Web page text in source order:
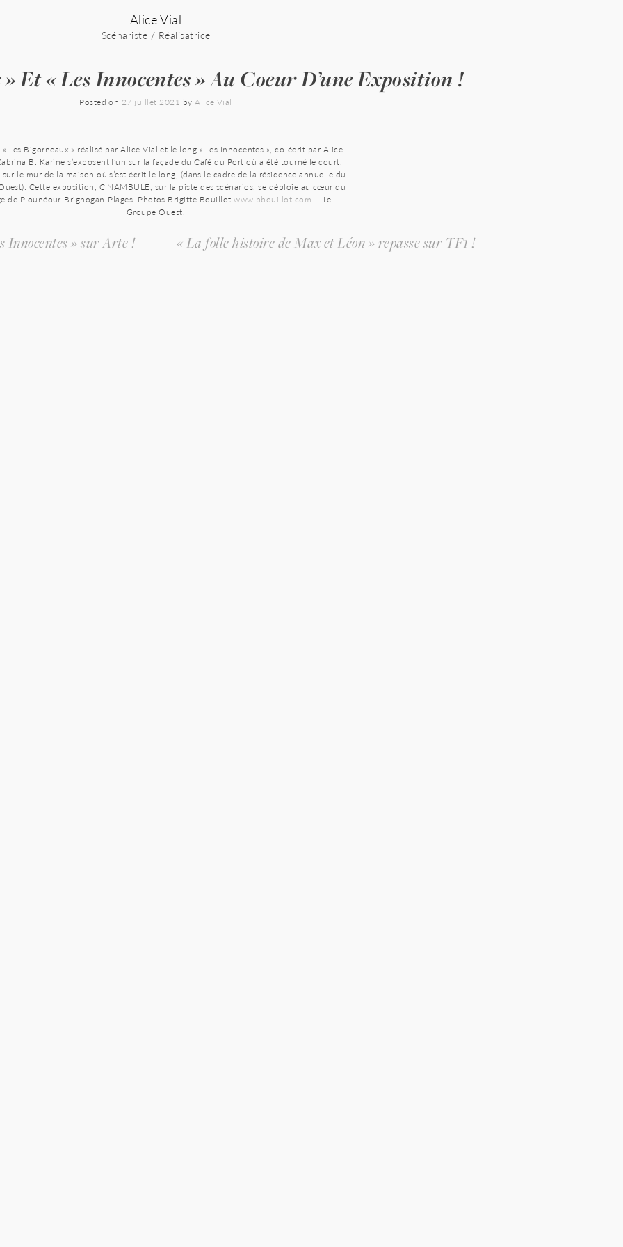
Alice Vial
Scénariste / Réalisatrice
Et « Les Innocentes » Au Coeur D’une Exposition !
Posted on 27 juillet 2021 byAlice Vial
« Les Bigorneaux » réalisé par Alice Vial et le long « Les Innocentes », co-écrit par Alice
B. Karine s’exposent l’un sur la façade du Café du Port où a été tourné le court,
sur le mur de la maison où s’est écrit le long, (dans le cadre de la résidence annuelle du
Cette exposition, CINAMBULE, sur la piste des scénarios, se déploie au cœur du
de Plounéour-Brignogan-Plages. Photos Brigitte Bouillotwww.bbouillot.com — Le
Groupe Ouest.
Innocentes » sur Arte ! « La folle histoire de Max et Léon » repasse sur TF1 !